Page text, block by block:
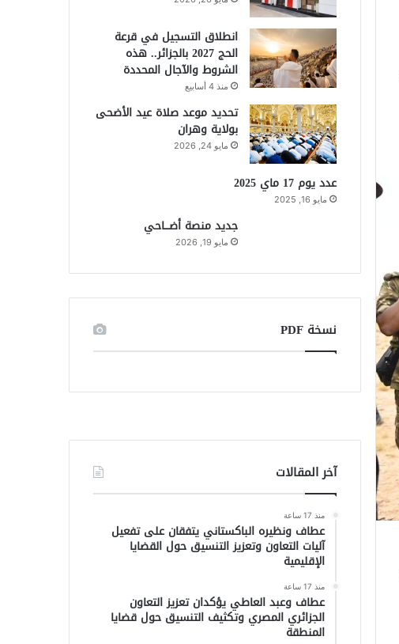
انطلاق التسجيل في قرعة
الحج 2027 بالجزائر.. هذه
الشروط والآجال المحددة
منذ 4 أسابيع
تحديد موعد صلاة عيد الأضحى
بولاية وهران
مايو 24, 2026
عدد يوم 17 ماي 2025
مايو 16, 2025
جديد منصة أضـــاحي
مايو 19, 2026
نسخة PDF
آخر المقالات
منذ 17 ساعة
عطاف ونظيره الباكستاني يتفقان على تفعيل
آليات التعاون وتعزيز التنسيق حول القضايا
الإقليمية
منذ 17 ساعة
عطاف وعبد العاطي يؤكدان تعزيز التعاون
الجزائري المصري وتكثيف التنسيق حول قضايا
المنطقة